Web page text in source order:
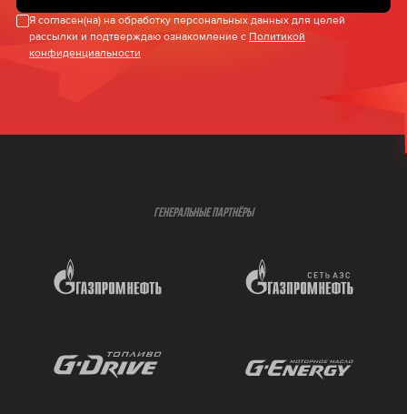
Я согласен(на) на обработку персональных данных для целей
рассылки и подтверждаю ознакомление с Политикой
конфиденциальности
ГЕНЕРАЛЬНЫЕ ПАРТНЁРЫ